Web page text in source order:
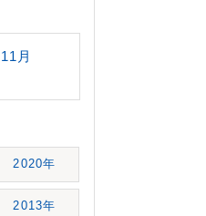
11月
2020年
2013年